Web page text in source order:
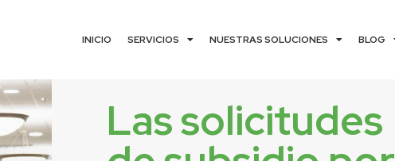
INICIO SERVICIOS NUESTRAS SOLUCIONES BLOG
Las solicitudes